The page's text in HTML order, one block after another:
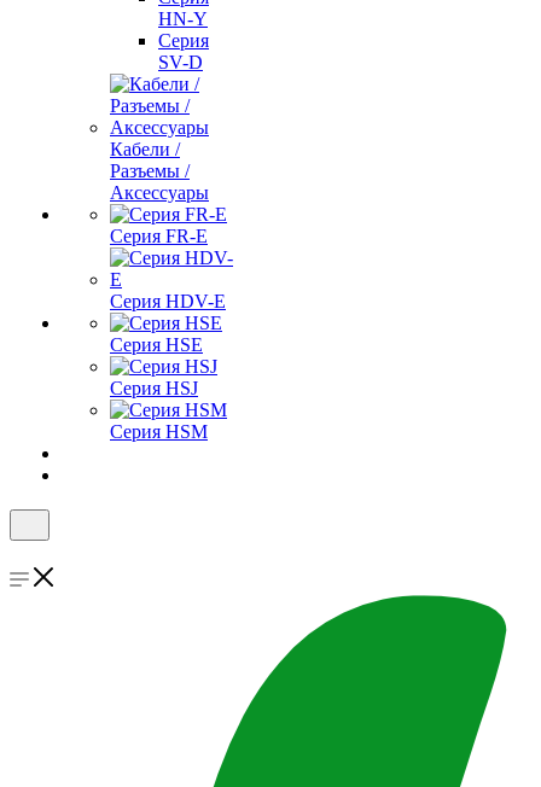
HN-Y
Серия
SV-D
Кабели /
Разъемы /
Аксессуары
Серия FR-E
Серия HDV-E
Серия HSE
Серия HSJ
Серия HSM